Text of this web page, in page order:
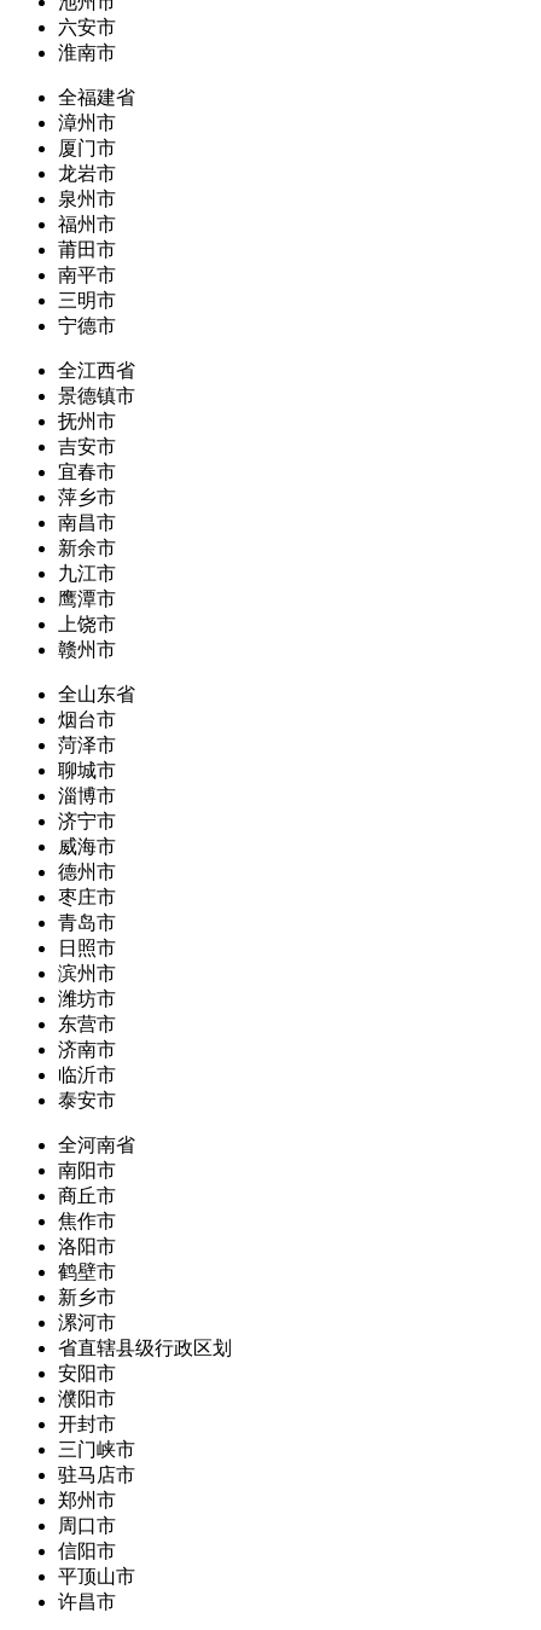
六安市
淮南市
全福建省
漳州市
厦门市
龙岩市
泉州市
福州市
莆田市
南平市
三明市
宁德市
全江西省
景德镇市
抚州市
吉安市
宜春市
萍乡市
南昌市
新余市
九江市
鹰潭市
上饶市
赣州市
全山东省
烟台市
菏泽市
聊城市
淄博市
济宁市
威海市
德州市
枣庄市
青岛市
日照市
滨州市
潍坊市
东营市
济南市
临沂市
泰安市
全河南省
南阳市
商丘市
焦作市
洛阳市
鹤壁市
新乡市
漯河市
省直辖县级行政区划
安阳市
濮阳市
开封市
三门峡市
驻马店市
郑州市
周口市
信阳市
平顶山市
许昌市